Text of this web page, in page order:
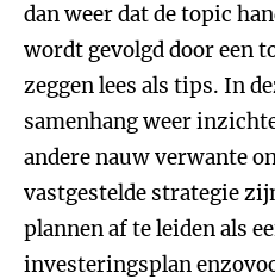
dan weer dat de topic
wordt gevolgd door een
zeggen lees als tips. In
samenhang weer
andere nauw verwante
vastgestelde strategie
plannen af te leiden als
investeringsplan